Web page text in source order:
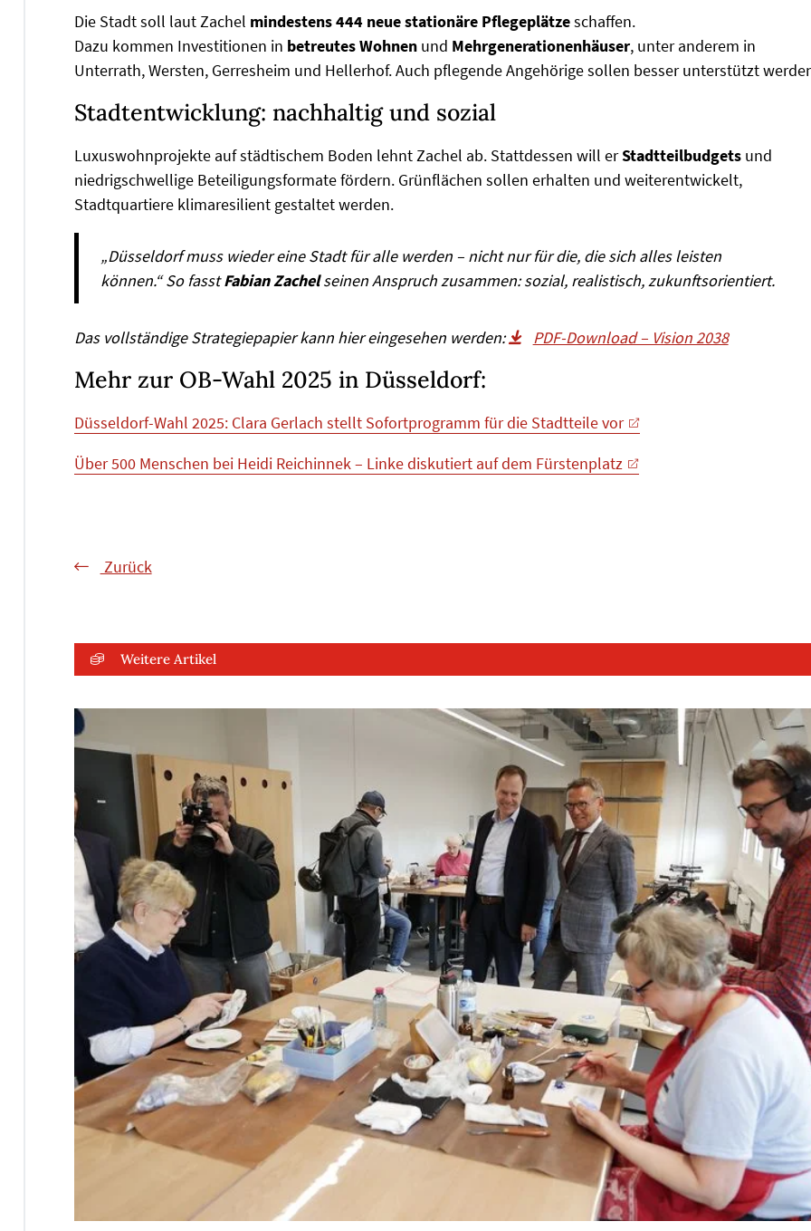
Die Stadt soll laut Zachel mindestens 444 neue stationäre Pflegeplätzeschaffen.
Dazu kommen Investitionen in betreutes Wohnen und Mehrgenerationenhäuser, unter anderem in
Unterrath, Wersten, Gerresheim und Hellerhof. Auch pflegende Angehörige sollen besser unterstützt
Stadtentwicklung: nachhaltig und sozial
Luxuswohnprojekte auf städtischem Boden lehnt Zachel ab. Stattdessen will erStadtteilbudgets und
niedrigschwellige Beteiligungsformate fördern. Grünflächen sollen erhalten und weiterentwickelt,
Stadtquartiere klimaresilient gestaltet werden.
„Düsseldorf muss wieder eine Stadt für alle werden – nicht nur für die, die sich alles leisten
können.“ So fasstFabian Zachelseinen Anspruch zusammen: sozial, realistisch, zukunftsorientiert.
Das vollständige Strategiepapier kann hier eingesehen werden: PDF-Download – Vision 2038
Mehr zur OB-Wahl 2025 in Düsseldorf:
Düsseldorf-Wahl 2025: Clara Gerlach stellt Sofortprogramm für die Stadtteile vor
Über 500 Menschen bei Heidi Reichinnek – Linke diskutiert auf dem Fürstenplatz
Zurück
Weitere Artikel